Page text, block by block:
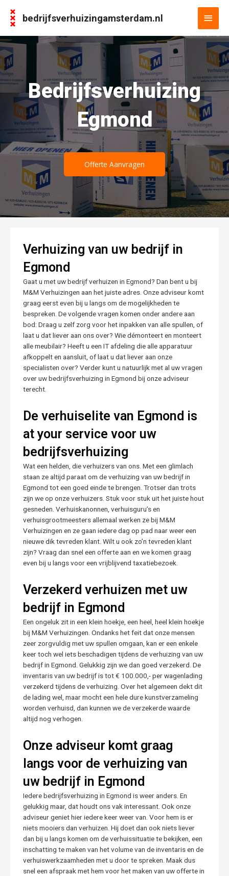
bedrijfsverhuizingamsterdam.nl
Bedrijfsverhuizing
Egmond
Offerte Aanvragen
Verhuizing van uw bedrijf in
Egmond
Gaat u met uw bedrijf verhuizen in Egmond? Dan bent u bij
M&M Verhuizingen aan het juiste adres. Onze adviseur komt
graag eerst even bij u langs om de mogelijkheden te
bespreken. De volgende vragen komen onder andere aan
bod: Draag u zelf zorg voor het inpakken van alle spullen, of
laat u dat liever aan ons over? Wie démonteert en monteert
alle meubilair? Heeft u een IT afdeling die alle apparatuur
afkoppelt en aansluit, of laat u dat liever aan onze
specialisten over? Verder kunt u natuurlijk met al uw vragen
over uw bedrijfsverhuizing in Egmond bij onze adviseur
terecht.
De verhuiselite van Egmond is
at your service voor uw
bedrijfsverhuizing
Wat een helden, die verhuizers van ons. Met een glimlach
staan ze altijd paraat om de verhuizing van uw bedrijf in
Egmond tot een goed einde te brengen. Trotser dan trots
zijn we op onze verhuizers. Stuk voor stuk uit het juiste hout
gesneden. Verhuiskanonnen, verhuisguru’s en
verhuisgrootmeesters allemaal werken ze bij M&M
Verhuizingen en ze gaan iedere dag op pad naar weer een
nieuwe dik tevreden klant. Wilt u ook zo’n tevreden klant
zijn? Vraag dan snel een offerte aan en we komen graag
even bij u langs voor een vrijblijvend taxatiebezoek.
Verzekerd verhuizen met uw
bedrijf in Egmond
Een ongeluk zit in een klein hoekje, een heel, heel klein hoekje
bij M&M Verhuizingen. Ondanks het feit dat onze mensen
zeer zorgvuldig met uw spullen omgaan, kan er een enkele
keer toch wel iets beschadigen tijdens de verhuizing van uw
bedrijf in Egmond. Gelukkig zijn we dan goed verzekerd. De
inventaris van uw bedrijf is tot € 100.000,- per wagenlading
verzekerd tijdens de verhuizing. Over het algemeen dekt dit
de lading wel, maar mocht een hele dure kunstverzameling
worden verhuisd, dan kunnen we de verzekerde waarde
altijd nog verhogen.
Onze adviseur komt graag
langs voor de verhuizing van
uw bedrijf in Egmond
Iedere bedrijfsverhuizing in Egmond is weer anders. En
gelukkig maar, dat houdt ons vak interessant. Ook onze
adviseur geniet hier iedere keer weer van. Voor hem is er
niets mooiers dan verhuizen. Hij doet dan ook niets liever
dan bij u langs komen om de verhuissituatie te bekijken, een
inschatting te maken van het volume van de inventaris en de
verhuiswerkzaamheden met u door te spreken. Maak dus
snel een afspraak met hem voor het maken van uw offerte in